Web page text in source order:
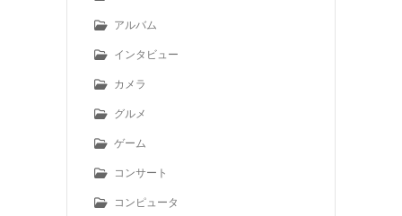
アルバム
インタビュー
カメラ
グルメ
ゲーム
コンサート
コンピュータ